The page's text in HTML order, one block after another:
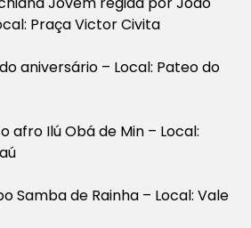
Praça Victor Civita
aniversário – Local: Pateo do
afro Ilú Obá de Min – Local:
Samba de Rainha – Local: Vale